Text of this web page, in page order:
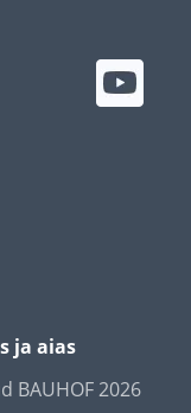
ja aias
BAUHOF 2026